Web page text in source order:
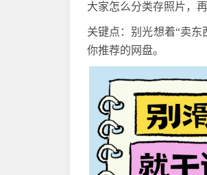
大家怎么分类存照片，
关键点：别光想着“卖东
你推荐的网盘。